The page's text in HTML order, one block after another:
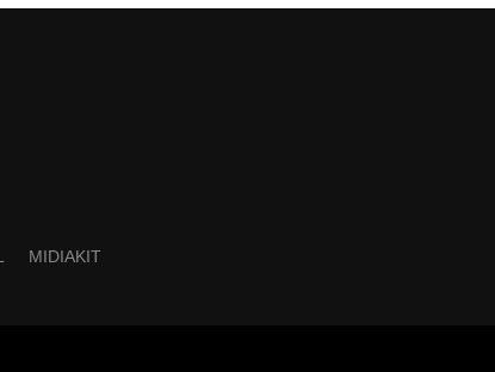
MIDIAKIT